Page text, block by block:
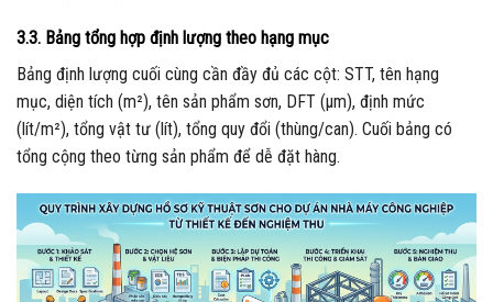
3.3. Bảng tổng hợp định lượng theo hạng mục
Bảng định lượng cuối cùng cần đầy đủ các cột: STT, tên hạng
mục, diện tích (m²), tên sản phẩm sơn, DFT (µm), định mức
(lít/m²), tổng vật tư (lít), tổng quy đổi (thùng/can). Cuối bảng có
tổng cộng theo từng sản phẩm để dễ đặt hàng.